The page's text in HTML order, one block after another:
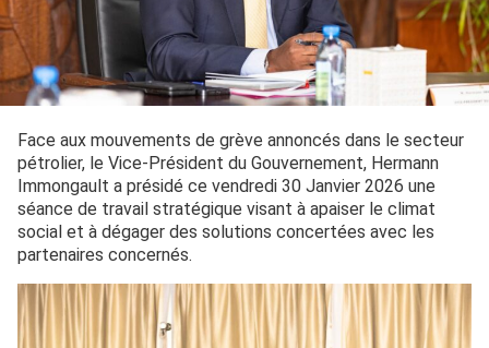
Face aux mouvements de grève annoncés dans le secteur
pétrolier, le Vice-Président du Gouvernement, Hermann
Immongault a présidé ce vendredi 30 Janvier 2026 une
séance de travail stratégique visant à apaiser le climat
social et à dégager des solutions concertées avec les
partenaires concernés.